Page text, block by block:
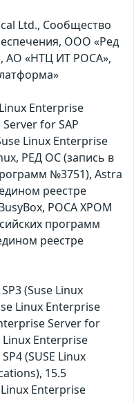
Ltd., Сообщество
ООО «Ред
АО «НТЦ ИТ РОСА»,
Enterprise
for SAP
Linux Enterprise
РЕД ОС (запись в
№3751), Astra
реестре
РОСА ХРОМ
программ
реестре
(Suse Linux
Linux Enterprise
Server for
Linux Enterprise
(SUSE Linux
15.5
Linux Enterprise